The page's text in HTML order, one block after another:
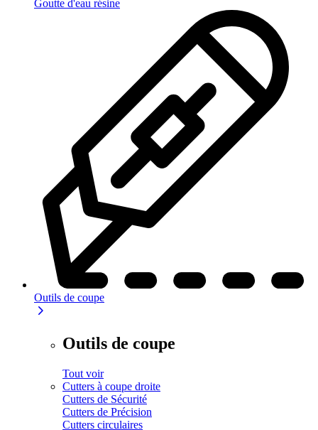
Goutte d'eau résine
Outils de coupe
Outils de coupe
Tout voir
Cutters à coupe droite
Cutters de Sécurité
Cutters de Précision
Cutters circulaires